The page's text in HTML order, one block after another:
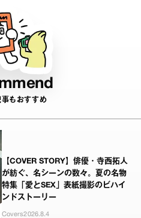
事もおすすめ
【COVER STORY】俳優・寺西拓人
が紡ぐ、名シーンの数々。夏の名物
特集「愛とSEX」表紙撮影のビハイ
ンドストーリー
Covers2026.8.4